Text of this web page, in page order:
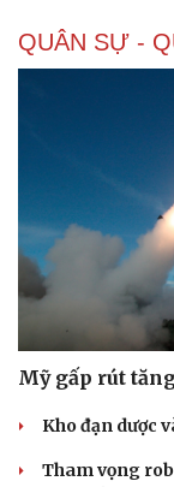
QUÂN SỰ -
Mỹ gấp rút
Kho đạn dược
Tham vọng